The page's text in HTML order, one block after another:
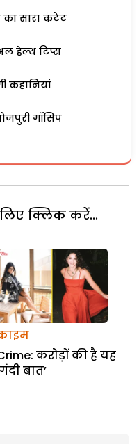
सारा कंटेंट
हेल्थ टिप्स
कहानियां
गॉसिप
क्लिक करें...
करोड़ों की है यह
बात’